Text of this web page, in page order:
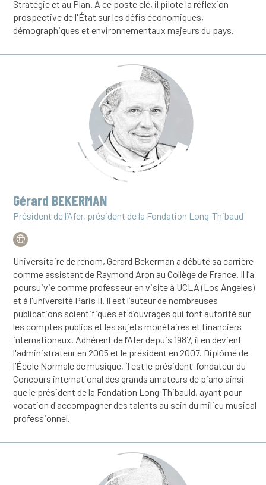
Stratégie et au Plan. À ce poste clé, il pilote la réflexion
prospective de l'État sur les défis économiques,
démographiques et environnementaux majeurs du pays.
Gérard BEKERMAN
Président de l’Afer, président de la Fondation Long-Thibaud
Universitaire de renom, Gérard Bekerman a débuté sa carrière
comme assistant de Raymond Aron au Collège de France. Il l’a
poursuivie comme professeur en visite à UCLA (Los Angeles)
et à l'université Paris II. Il est l’auteur de nombreuses
publications scientifiques et d’ouvrages qui font autorité sur
les comptes publics et les sujets monétaires et financiers
internationaux. Adhérent de l’Afer depuis 1987, il en devient
l'administrateur en 2005 et le président en 2007. Diplômé de
l’École Normale de musique, il est le président-fondateur du
Concours international des grands amateurs de piano ainsi
que le président de la Fondation Long-Thibauld, ayant pour
vocation d'accompagner des talents au sein du milieu musical
professionnel.